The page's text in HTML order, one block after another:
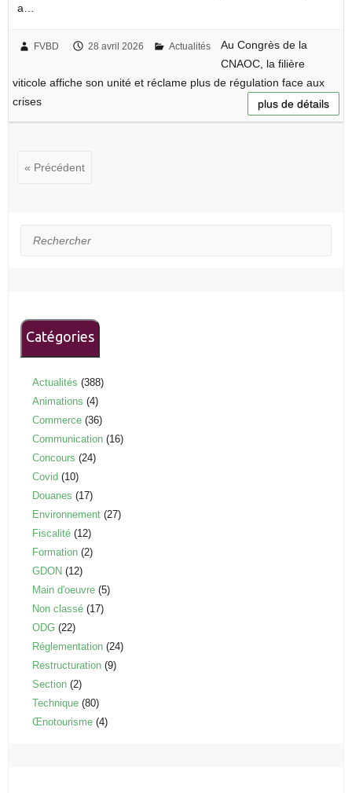
a…
FVBD 28 avril 2026 Actualités
Au Congrès de la
CNAOC, la filière
viticole affiche son unité et réclame plus de régulation face aux
crises
plus de détails
« Précédent
Rechercher
Catégories
Actualités (388)
Animations (4)
Commerce (36)
Communication (16)
Concours (24)
Covid (10)
Douanes (17)
Environnement (27)
Fiscalité (12)
Formation (2)
GDON (12)
Main d'oeuvre (5)
Non classé (17)
ODG (22)
Réglementation (24)
Restructuration (9)
Section (2)
Technique (80)
Œnotourisme (4)